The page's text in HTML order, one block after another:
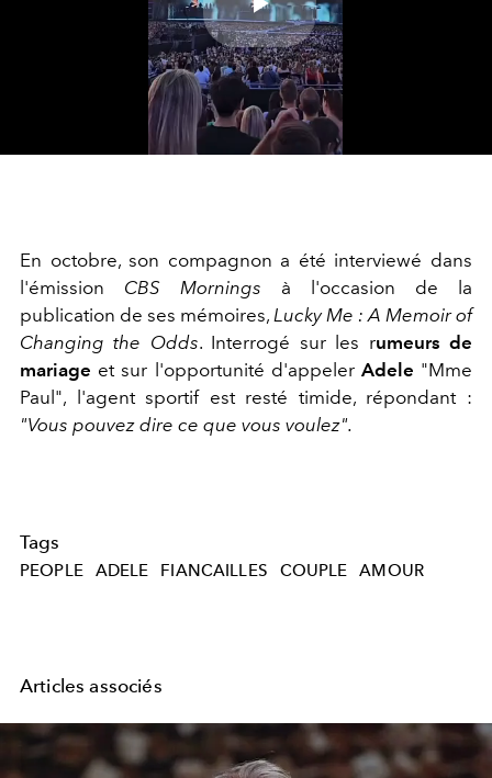
Play
Video
En octobre, son compagnon a été interviewé dans
l'émission CBS Mornings à l'occasion de la
publication de ses mémoires, Lucky Me : A Memoir of
Changing the Odds. Interrogé sur les rumeurs de
mariage et sur l'opportunité d'appeler Adele "Mme
Paul", l'agent sportif est resté timide, répondant :
"Vous pouvez dire ce que vous voulez".
Tags
PEOPLE ADELE FIANCAILLES COUPLE AMOUR
Articles associés